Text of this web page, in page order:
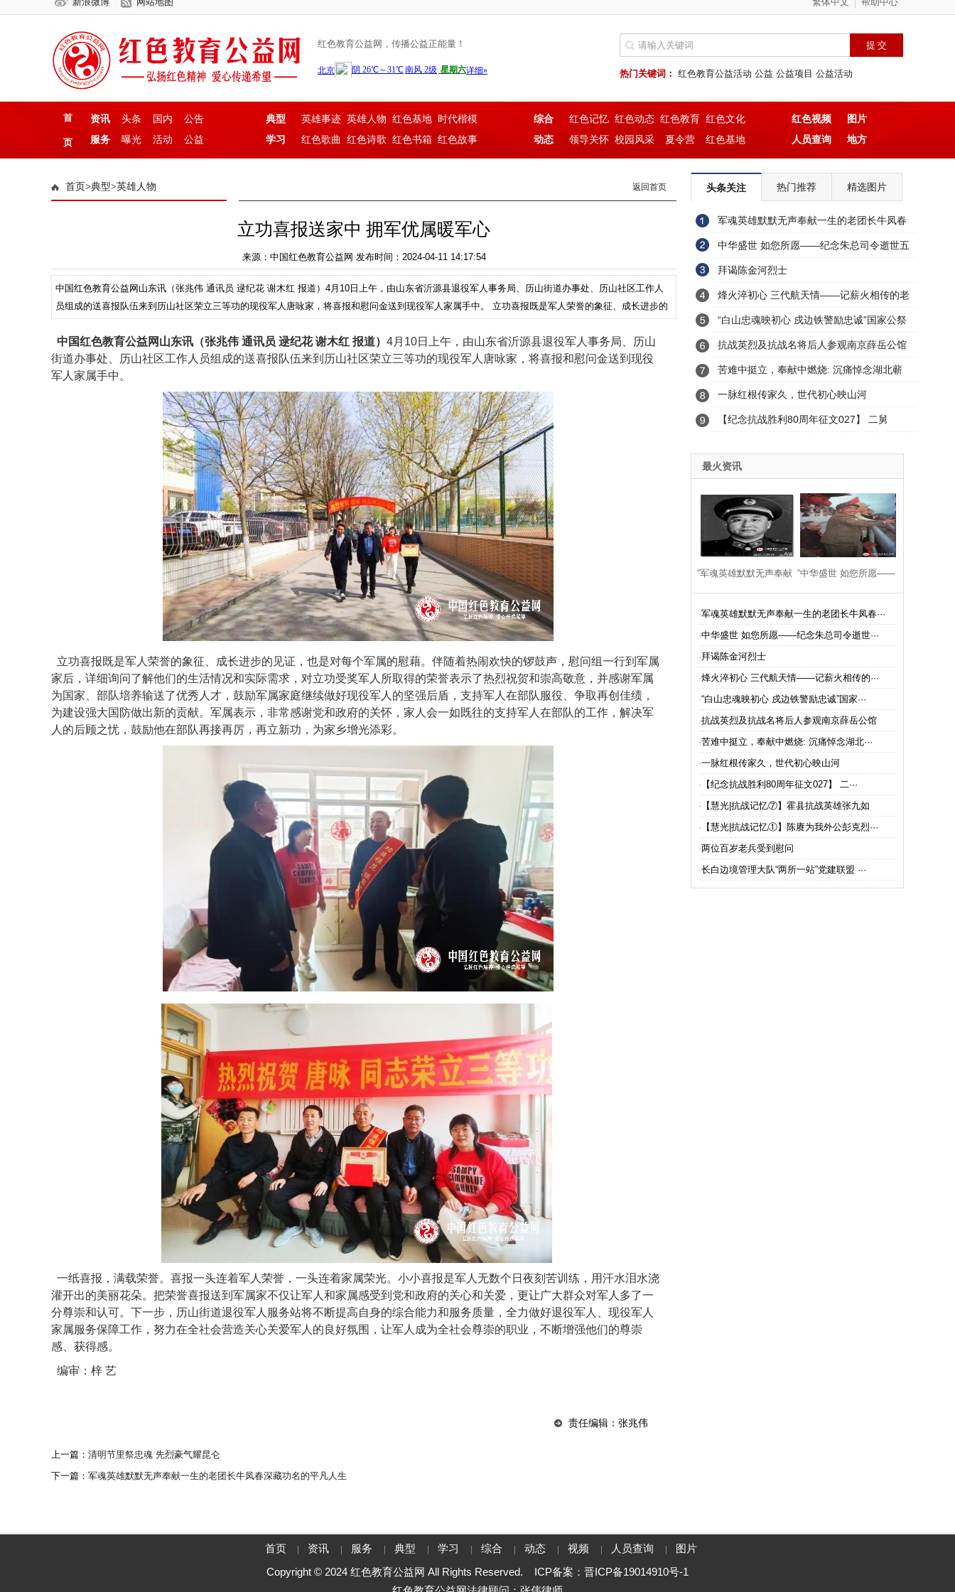
红色教育公益网，传播公益正能量！
热门关键词： 红色教育公益活动 公益 公益项目 公益活动
首
页
资讯 头条 国内
公告
服务
曝光 活动 公益
典型 英雄事迹 英雄人物 红色基地 时代楷模
学习
红色歌曲 红色诗歌 红色书箱 红色故事
综合 红色记忆 红色动态 红色教育 红色文化
动态
领导关怀 校园风采 夏令营 红色基地
红色视频
图片
人员查询
地方
首页>典型>英雄人物 返回首页
立功喜报送家中 拥军优属暖军心
来源：中国红色教育公益网 发布时间：2024-04-11 14:17:54
中国红色教育公益网山东讯（张兆伟 通讯员 逯纪花 谢木红 报道）4月10日上午，由山东省沂源县退役军人事务局、历山街道办事处、历山社区工作人
员组成的送喜报队伍来到历山社区荣立三等功的现役军人唐咏家，将喜报和慰问金送到现役军人家属手中。 立功喜报既是军人荣誉的象征、成长进步的
中国红色教育公益网山东讯（张兆伟 通讯员 逯纪花 谢木红 报道） 4月10日上午，由山东省沂源县退役军人事务局、历山
街道办事处、历山社区工作人员组成的送喜报队伍来到历山社区荣立三等功的现役军人唐咏家，将喜报和慰问金送到现役
军人家属手中。
立功喜报既是军人荣誉的象征、成长进步的见证，也是对每个军属的慰藉。伴随着热闹欢快的锣鼓声，慰问组一行到军属
家后，详细询问了解他们的生活情况和实际需求，对立功受奖军人所取得的荣誉表示了热烈祝贺和崇高敬意，并感谢军属
为国家、部队培养输送了优秀人才，鼓励军属家庭继续做好现役军人的坚强后盾，支持军人在部队服役、争取再创佳绩，
为建设强大国防做出新的贡献。军属表示，非常感谢党和政府的关怀，家人会一如既往的支持军人在部队的工作，解决军
人的后顾之忧，鼓励他在部队再接再厉，再立新功，为家乡增光添彩。
一纸喜报，满载荣誉。喜报一头连着军人荣誉，一头连着家属荣光。小小喜报是军人无数个日夜刻苦训练，用汗水泪水浇
灌开出的美丽花朵。把荣誉喜报送到军属家不仅让军人和家属感受到党和政府的关心和关爱，更让广大群众对军人多了一
分尊崇和认可。下一步，历山街道退役军人服务站将不断提高自身的综合能力和服务质量，全力做好退役军人、现役军人
家属服务保障工作，努力在全社会营造关心关爱军人的良好氛围，让军人成为全社会尊崇的职业，不断增强他们的尊崇
感、获得感。
编审：梓 艺
责任编辑：张兆伟
上一篇： 清明节里祭忠魂 先烈豪气耀昆仑
下一篇： 军魂英雄默默无声奉献一生的老团长牛凤春深藏功名的平凡人生
头条关注 热门推荐 精选图片
军魂英雄默默无声奉献一生的老团长牛凤春
深藏功名的平凡人生
中华盛世 如您所愿——纪念朱总司令逝世五
十周年随想
拜谒陈金河烈士
烽火淬初心 三代航天情——记薪火相传的老
兵夫妇
“白山忠魂映初心 戍边铁警励忠诚”国家公祭
日主题教育活动
抗战英烈及抗战名将后人参观南京薛岳公馆
苦难中挺立，奉献中燃烧: 沉痛悼念湖北蕲
春老党员田右生同志!
一脉红根传家久，世代初心映山河
【纪念抗战胜利80周年征文027】 二舅
最火资讯
“军魂英雄默默无声奉献
藏功名的平凡人生”
“中华盛世 如您所愿——
周年随想”
·军魂英雄默默无声奉献一生的老团长牛凤春···
·中华盛世 如您所愿——纪念朱总司令逝世···
·拜谒陈金河烈士
·烽火淬初心 三代航天情——记薪火相传的···
·“白山忠魂映初心 戍边铁警励忠诚”国家···
·抗战英烈及抗战名将后人参观南京薛岳公馆
·苦难中挺立，奉献中燃烧: 沉痛悼念湖北···
·一脉红根传家久，世代初心映山河
· 【纪念抗战胜利80周年征文027】 二···
· 【慧光|抗战记忆⑦】霍县抗战英雄张九如
· 【慧光|抗战记忆①】陈赓为我外公彭克烈···
·两位百岁老兵受到慰问
·长白边境管理大队“两所一站”党建联盟 ···
首页 | 资讯 | 服务 | 典型 | 学习 | 综合 | 动态 | 视频 | 人员查询 | 图片
Copyright © 2024 红色教育公益网 All Rights Reserved. ICP备案： 晋ICP备19014910号-1